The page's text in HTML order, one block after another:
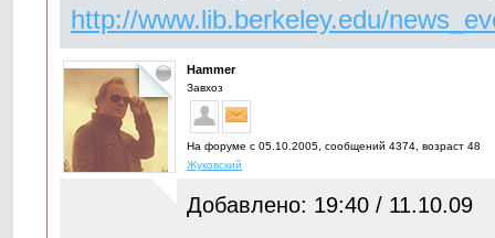
http://www.lib.berkeley.edu/
Hammer
Завхоз
На форуме с 05.10.2005, cообщений 4374, возраст 48
Жуковский
Добавлено: 19:40 / 11.10.09